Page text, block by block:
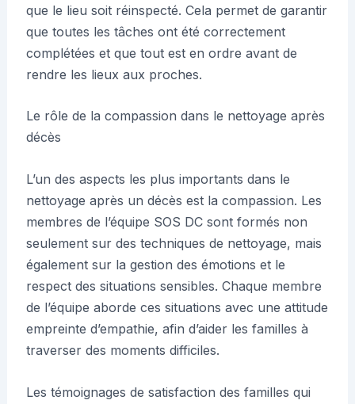
que le lieu soit réinspecté. Cela permet de garantir
que toutes les tâches ont été correctement
complétées et que tout est en ordre avant de
rendre les lieux aux proches.
Le rôle de la compassion dans le nettoyage après
décès
L’un des aspects les plus importants dans le
nettoyage après un décès est la compassion. Les
membres de l’équipe SOS DC sont formés non
seulement sur des techniques de nettoyage, mais
également sur la gestion des émotions et le
respect des situations sensibles. Chaque membre
de l’équipe aborde ces situations avec une attitude
empreinte d’empathie, afin d’aider les familles à
traverser des moments difficiles.
Les témoignages de satisfaction des familles qui